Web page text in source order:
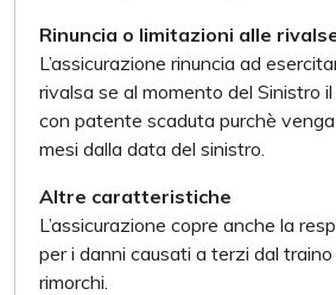
Rinuncia o limitazioni alle
L’assicurazione rinuncia ad
rivalsa se al momento del Sinistro
con patente scaduta purchè
mesi dalla data del sinistro.
Altre caratteristiche
L’assicurazione copre anche la
per i danni causati a terzi dal
rimorchi.